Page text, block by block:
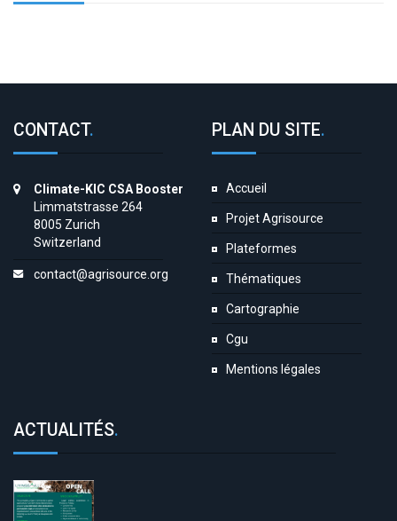
CONTACT.
Climate-KIC CSA Booster
Limmatstrasse 264
8005 Zurich
Switzerland
contact@agrisource.org
PLAN DU SITE.
Accueil
Projet Agrisource
Plateformes
Thématiques
Cartographie
Cgu
Mentions légales
ACTUALITÉS.